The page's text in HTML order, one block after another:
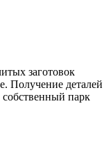
заготовок
Получение деталей
парк